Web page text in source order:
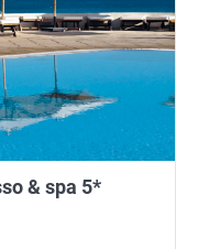
& spa 5*